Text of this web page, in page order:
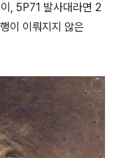
, 5P71 발사대라면 2
이 이뤄지지 않은